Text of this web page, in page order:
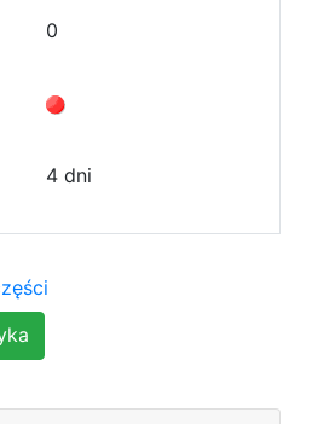
0
4 dni